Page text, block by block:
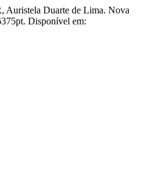
Duarte de Lima. Nova
Disponível em: